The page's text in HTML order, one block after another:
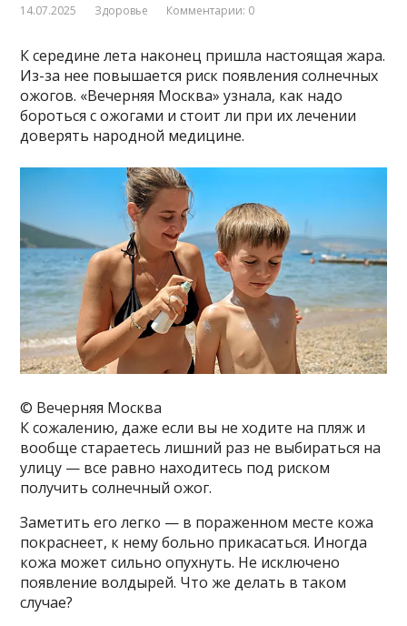
14.07.2025 Здоровье Комментарии: 0
К середине лета наконец пришла настоящая жара.
Из-за нее повышается риск появления солнечных
ожогов. «Вечерняя Москва» узнала, как надо
бороться с ожогами и стоит ли при их лечении
доверять народной медицине.
© Вечерняя Москва
К сожалению, даже если вы не ходите на пляж и
вообще стараетесь лишний раз не выбираться на
улицу — все равно находитесь под риском
получить солнечный ожог.
Заметить его легко — в пораженном месте кожа
покраснеет, к нему больно прикасаться. Иногда
кожа может сильно опухнуть. Не исключено
появление волдырей. Что же делать в таком
случае?